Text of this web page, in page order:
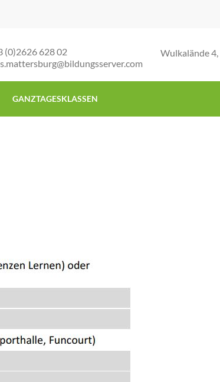
Wulkalände
(0)2626 628 02
GANZTAGESKLASSEN